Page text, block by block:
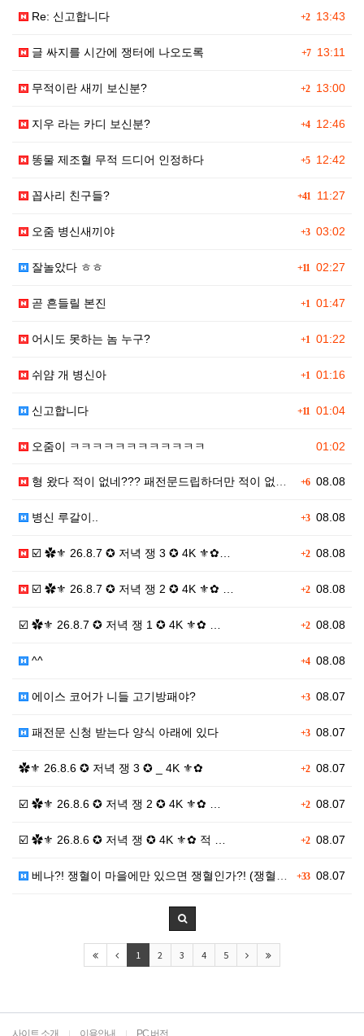
+2 13:43
Re: 신고합니다
+7 13:11
글 싸지를 시간에 쟁터에 나오도록
+2 13:00
무적이란 새끼 보신분?
+4 12:46
지우 라는 카디 보신분?
+5 12:42
똥물 제조혈 무적 드디어 인정하다
+41 11:27
꼽사리 친구들?
+3 03:02
오줌 병신새끼야
+11 02:27
잘놀았다 ㅎㅎ
+1 01:47
곧 흔들릴 본진
+1 01:22
어시도 못하는 놈 누구?
+1 01:16
쉬얌 개 병신아
+11 01:04
신고합니다
01:02
오줌이 ㅋㅋㅋㅋㅋㅋㅋㅋㅋㅋㅋㅋ
+608.08
형 왔다 적이 없네??? 패전문드립하더만 적이 없네??…
+308.08
병신 루갈이..
+208.08
☑️ ✿⚜ 26.8.7 ✪ 저녁 쟁 3 ✪ 4K ⚜✿…
+208.08
☑️ ✿⚜ 26.8.7 ✪ 저녁 쟁 2 ✪ 4K ⚜✿ …
+208.08
☑️ ✿⚜ 26.8.7 ✪ 저녁 쟁 1 ✪ 4K ⚜✿ …
+408.08
^^
+308.07
에이스 코어가 니들 고기방패야?
+308.07
패전문 신청 받는다 양식 아래에 있다
+208.07
✿⚜ 26.8.6 ✪ 저녁 쟁 3 ✪ _ 4K ⚜✿
+208.07
☑️ ✿⚜ 26.8.6 ✪ 저녁 쟁 2 ✪ 4K ⚜✿ …
+208.07
☑️ ✿⚜ 26.8.6 ✪ 저녁 쟁 ✪ 4K ⚜✿ 적 …
+3308.07
베나?! 쟁혈이 마을에만 있으면 쟁혈인가?! (쟁혈 신…
1 2 3 4 5
사이트 소개 | 이용안내 | PC 버전